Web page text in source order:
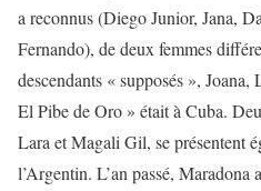
a reconnus (Diego Junior, Jana,
Fernando), de deux femmes
descendants « supposés »,
El Pibe de Oro » était à Cuba.
Lara et Magali Gil, se présentent
l’Argentin. L’an passé, Maradona